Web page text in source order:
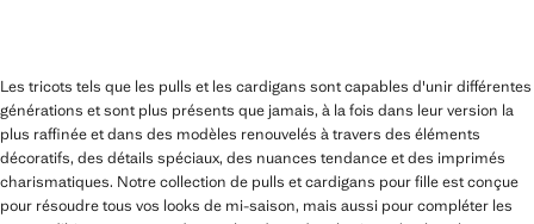
Les tricots tels que les pulls et les cardigans sont capables d'unir différentes
générations et sont plus présents que jamais, à la fois dans leur version la
plus raffinée et dans des modèles renouvelés à travers des éléments
décoratifs, des détails spéciaux, des nuances tendance et des imprimés
charismatiques. Notre collection de pulls et cardigans pour fille est conçue
pour résoudre tous vos looks de mi-saison, mais aussi pour compléter les